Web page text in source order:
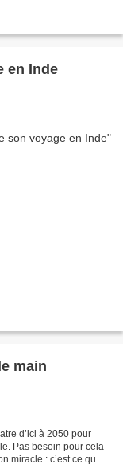
en Inde
main
d’ici à 2050 pour
Pas besoin pour cela
miracle : c’est ce que